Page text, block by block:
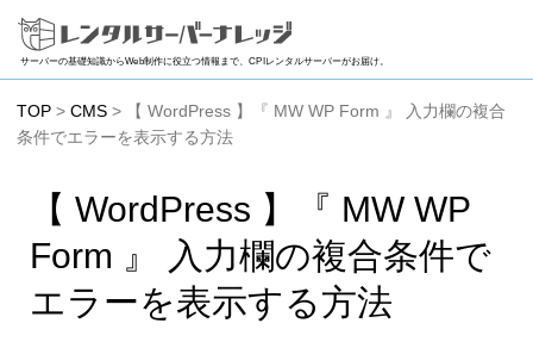
サーバーの基礎知識からWeb制作に役立つ情報まで、CPIレンタルサーバーがお届け。
TOP > CMS > 【 WordPress 】『 MW WP Form 』 入力欄の複合
条件でエラーを表示する方法
【 WordPress 】『 MW WP
Form 』 入力欄の複合条件で
エラーを表示する方法